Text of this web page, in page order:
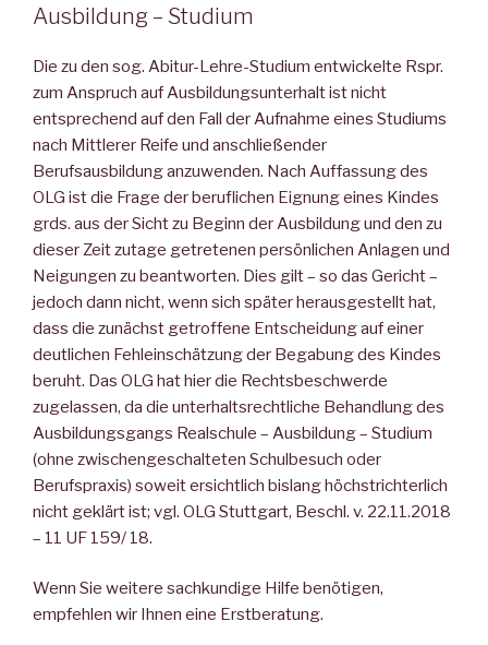
Ausbildung – Studium
Die zu den sog. Abitur-Lehre-Studium entwickelte Rspr.
zum Anspruch auf Ausbildungsunterhalt ist nicht
entsprechend auf den Fall der Aufnahme eines Studiums
nach Mittlerer Reife und anschließender
Berufsausbildung anzuwenden. Nach Auffassung des
OLG ist die Frage der beruflichen Eignung eines Kindes
grds. aus der Sicht zu Beginn der Ausbildung und den zu
dieser Zeit zutage getretenen persönlichen Anlagen und
Neigungen zu beantworten. Dies gilt – so das Gericht –
jedoch dann nicht, wenn sich später herausgestellt hat,
dass die zunächst getroffene Entscheidung auf einer
deutlichen Fehleinschätzung der Begabung des Kindes
beruht. Das OLG hat hier die Rechtsbeschwerde
zugelassen, da die unterhaltsrechtliche Behandlung des
Ausbildungsgangs Realschule – Ausbildung – Studium
(ohne zwischengeschalteten Schulbesuch oder
Berufspraxis) soweit ersichtlich bislang höchstrichterlich
nicht geklärt ist; vgl. OLG Stuttgart, Beschl. v. 22.11.2018
– 11 UF 159/ 18.
Wenn Sie weitere sachkundige Hilfe benötigen,
empfehlen wir Ihnen eine Erstberatung.